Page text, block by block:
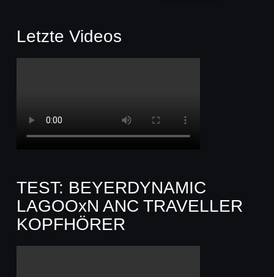
Letzte Videos
TEST: BEYERDYNAMIC
LAGOOxN ANC TRAVELLER
KOPFHÖRER